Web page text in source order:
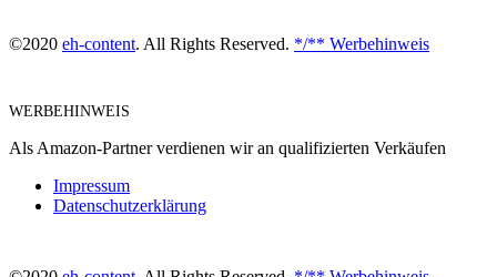
©2020 eh-content. All Rights Reserved. */** Werbehinweis
WERBEHINWEIS
Als Amazon-Partner verdienen wir an qualifizierten Verkäufen
Impressum
Datenschutzerklärung